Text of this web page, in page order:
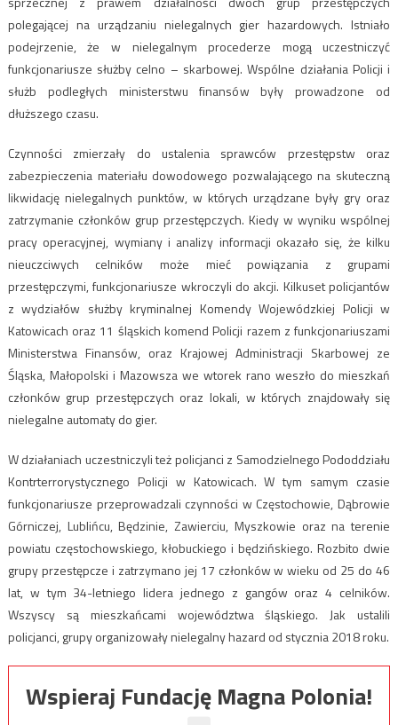
polegającej na urządzaniu nielegalnych gier hazardowych. Istniało
podejrzenie, że w nielegalnym procederze mogą uczestniczyć
funkcjonariusze służby celno – skarbowej. Wspólne działania Policji i
służb podległych ministerstwu finansów były prowadzone od
dłuższego czasu.
Czynności zmierzały do ustalenia sprawców przestępstw oraz
zabezpieczenia materiału dowodowego pozwalającego na skuteczną
likwidację nielegalnych punktów, w których urządzane były gry oraz
zatrzymanie członków grup przestępczych. Kiedy w wyniku wspólnej
pracy operacyjnej, wymiany i analizy informacji okazało się, że kilku
nieuczciwych celników może mieć powiązania z grupami
przestępczymi, funkcjonariusze wkroczyli do akcji. Kilkuset policjantów
z wydziałów służby kryminalnej Komendy Wojewódzkiej Policji w
Katowicach oraz 11 śląskich komend Policji razem z funkcjonariuszami
Ministerstwa Finansów, oraz Krajowej Administracji Skarbowej ze
Śląska, Małopolski i Mazowsza we wtorek rano weszło do mieszkań
członków grup przestępczych oraz lokali, w których znajdowały się
nielegalne automaty do gier.
W działaniach uczestniczyli też policjanci z Samodzielnego Pododdziału
Kontrterrorystycznego Policji w Katowicach. W tym samym czasie
funkcjonariusze przeprowadzali czynności w Częstochowie, Dąbrowie
Górniczej, Lublińcu, Będzinie, Zawierciu, Myszkowie oraz na terenie
powiatu częstochowskiego, kłobuckiego i będzińskiego. Rozbito dwie
grupy przestępcze i zatrzymano jej 17 członków w wieku od 25 do 46
lat, w tym 34-letniego lidera jednego z gangów oraz 4 celników.
Wszyscy są mieszkańcami województwa śląskiego. Jak ustalili
policjanci, grupy organizowały nielegalny hazard od stycznia 2018 roku.
Wspieraj Fundację Magna Polonia!